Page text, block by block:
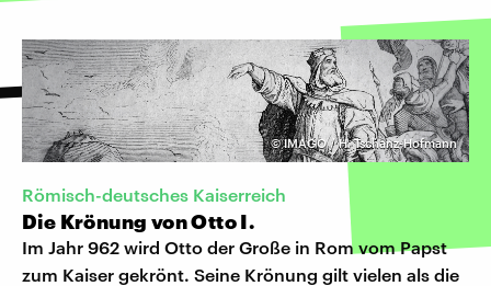
©IMAGO / H. Tschanz-Hofmann
Römisch-deutsches Kaiserreich
Die Krönung von Otto I.
Im Jahr 962 wird Otto der Große in Rom vom Papst
zum Kaiser gekrönt. Seine Krönung gilt vielen als die